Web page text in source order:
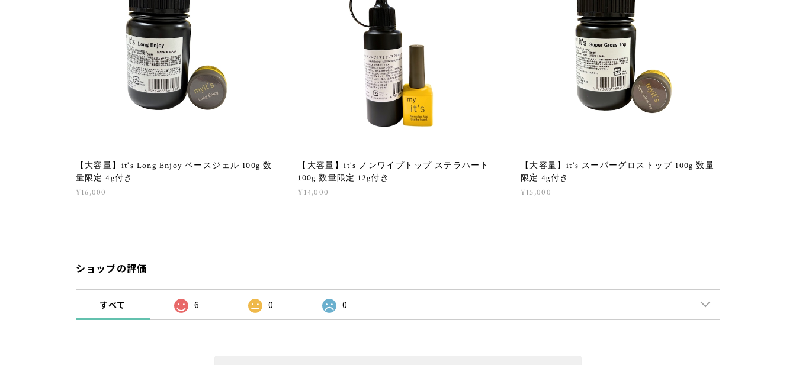
【大容量】it's Long Enjoy ベースジェル 100g 数
量限定 4g付き
¥16,000
【大容量】it's ノンワイプトップ ステラハート
100g 数量限定 12g付き
¥14,000
【大容量】it's スーパーグロストップ 100g 数量
限定 4g付き
¥15,000
ショップの評価
すべて 6 0 0